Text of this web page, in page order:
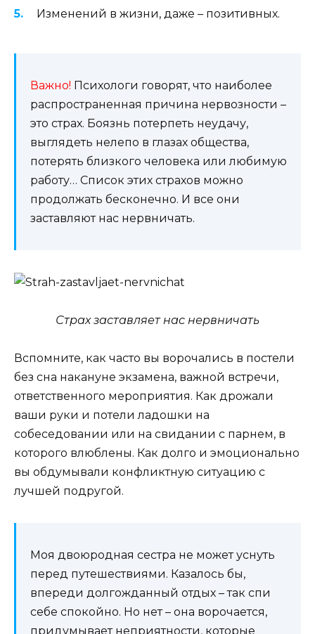
Изменений в жизни, даже – позитивных.
Важно! Психологи говорят, что наиболее
распространенная причина нервозности –
это страх. Боязнь потерпеть неудачу,
выглядеть нелепо в глазах общества,
потерять близкого человека или любимую
работу… Список этих страхов можно
продолжать бесконечно. И все они
заставляют нас нервничать.
Страх заставляет нас нервничать
Вспомните, как часто вы ворочались в постели
без сна накануне экзамена, важной встречи,
ответственного мероприятия. Как дрожали
ваши руки и потели ладошки на
собеседовании или на свидании с парнем, в
которого влюблены. Как долго и эмоционально
вы обдумывали конфликтную ситуацию с
лучшей подругой.
Моя двоюродная сестра не может уснуть
перед путешествиями. Казалось бы,
впереди долгожданный отдых – так спи
себе спокойно. Но нет – она ворочается,
придумывает неприятности, которые